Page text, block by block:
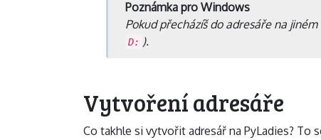
Poznámka pro Windows
Pokud přecházíš do adresáře na
D: ).
Vytvoření adresáře
Co takhle si vytvořit adresář na PyLadies? To